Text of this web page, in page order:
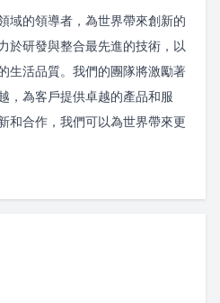
域的領導者，為世界帶來創新的
於研發與整合最先進的技術，以
生活品質。我們的團隊將激勵著
，為客戶提供卓越的產品和服
和合作，我們可以為世界帶來更